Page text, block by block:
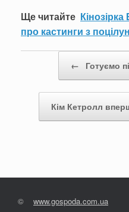
Ще читайте
про кастинги з
← Готуємо
Кім Кетролл
© www.gospoda.com.ua